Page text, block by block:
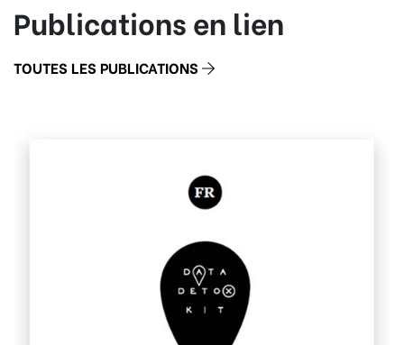
Publications en lien
TOUTES LES PUBLICATIONS